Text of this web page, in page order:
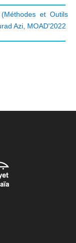
(Méthodes et Outils
Azi, MOAD'2022